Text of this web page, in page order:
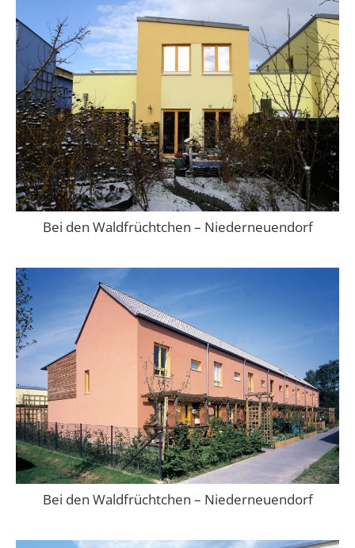
Bei den Waldfrüchtchen – Niederneuendorf
Bei den Waldfrüchtchen – Niederneuendorf